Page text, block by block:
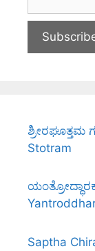
ಶ್ರೀರಘೂತ್ತಮ
Stotram
Saptha